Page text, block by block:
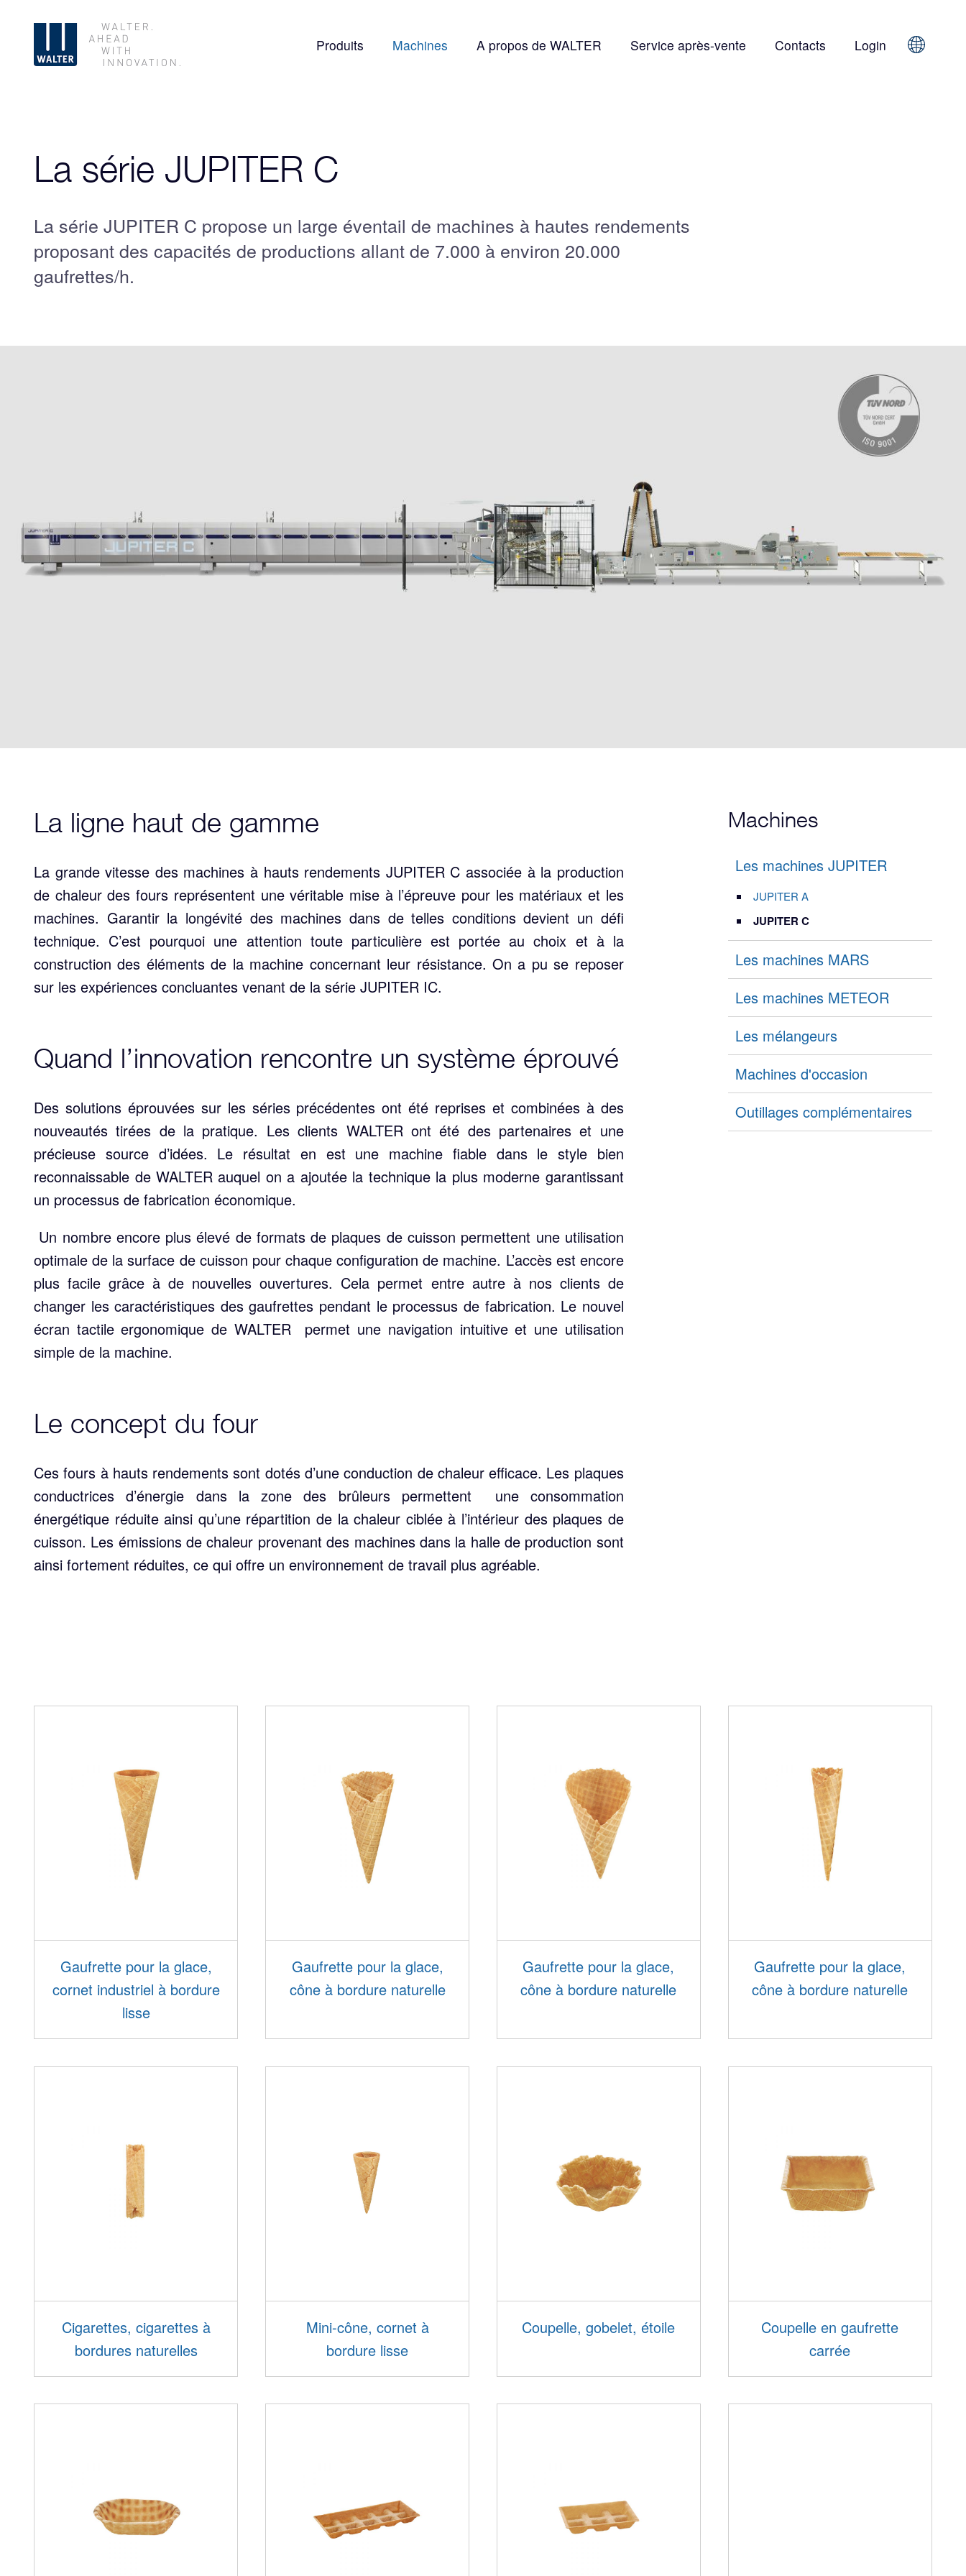
Produits Machines A propos de WALTER Service après-vente Contacts Login
La série JUPITER C
La série JUPITER C propose un large éventail de machines à hautes rendements
proposant des capacités de productions allant de 7.000 à environ 20.000
gaufrettes/h.
Machines
Les machines JUPITER
JUPITER A
JUPITER C
Les machines MARS
Les machines METEOR
Les mélangeurs
Machines d'occasion
Outillages complémentaires
La ligne haut de gamme
La grande vitesse des machines à hauts rendements JUPITER C associée à la production
de chaleur des fours représentent une véritable mise à l’épreuve pour les matériaux et les
machines. Garantir la longévité des machines dans de telles conditions devient un défi
technique. C’est pourquoi une attention toute particulière est portée au choix et à la
construction des éléments de la machine concernant leur résistance. On a pu se reposer
sur les expériences concluantes venant de la série JUPITER IC.
Quand l’innovation rencontre un système éprouvé
Des solutions éprouvées sur les séries précédentes ont été reprises et combinées à des
nouveautés tirées de la pratique. Les clients WALTER ont été des partenaires et une
précieuse source d’idées. Le résultat en est une machine fiable dans le style bien
reconnaissable de WALTER auquel on a ajoutée la technique la plus moderne garantissant
un processus de fabrication économique.
Un nombre encore plus élevé de formats de plaques de cuisson permettent une utilisation
optimale de la surface de cuisson pour chaque configuration de machine. L’accès est encore
plus facile grâce à de nouvelles ouvertures. Cela permet entre autre à nos clients de
changer les caractéristiques des gaufrettes pendant le processus de fabrication. Le nouvel
écran tactile ergonomique de WALTER permet une navigation intuitive et une utilisation
simple de la machine.
Le concept du four
Ces fours à hauts rendements sont dotés d’une conduction de chaleur efficace. Les plaques
conductrices d’énergie dans la zone des brûleurs permettent une consommation
énergétique réduite ainsi qu’une répartition de la chaleur ciblée à l’intérieur des plaques de
cuisson. Les émissions de chaleur provenant des machines dans la halle de production sont
ainsi fortement réduites, ce qui offre un environnement de travail plus agréable.
Gaufrette pour la glace,
cornet industriel à bordure
lisse
Gaufrette pour la glace,
cône à bordure naturelle
Gaufrette pour la glace,
cône à bordure naturelle
Gaufrette pour la glace,
cône à bordure naturelle
Cigarettes, cigarettes à
bordures naturelles
Mini-cône, cornet à
bordure lisse
Coupelle, gobelet, étoile
Coupelle en gaufrette
carrée